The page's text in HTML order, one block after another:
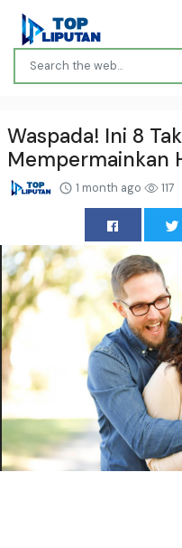
Waspada! Ini 8
Mempermainkan
1 month ago 117